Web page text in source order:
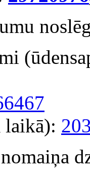
laikā):